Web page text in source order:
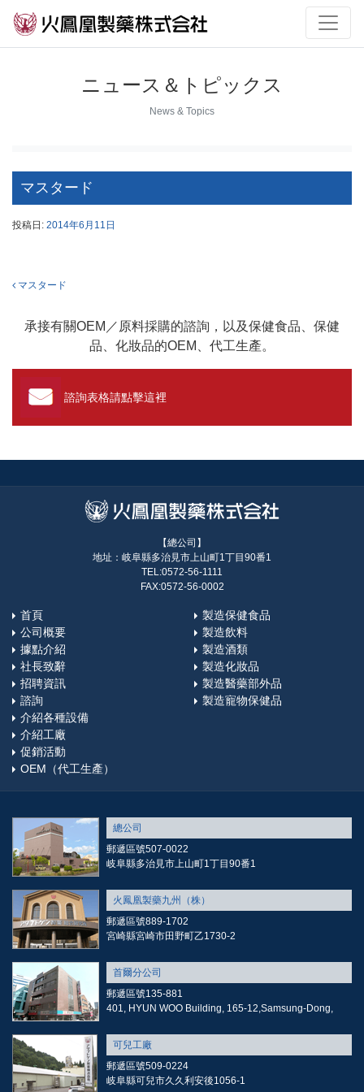
ニュース＆トピックス
News & Topics
マスタード
投稿日: 2014年6月11日
投稿ナビゲーション
マスタード
承接有關OEM／原料採購的諮詢，以及保健食品、保健
品、化妝品的OEM、代工生產。
諮詢表格請點擊這裡
【總公司】
地址：岐阜縣多治見市上山町1丁目90番1
TEL:0572-56-1111
FAX:0572-56-0002
首頁
公司概要
據點介紹
社長致辭
招聘資訊
諮詢
製造保健食品
製造飲料
製造酒類
製造化妝品
製造醫藥部外品
製造寵物保健品
介紹各種設備
介紹工廠
促銷活動
OEM（代工生產）
總公司
郵遞區號507-0022
岐阜縣多治見市上山町1丁目90番1
火鳳凰製藥九州（株）
郵遞區號889-1702
宮崎縣宮崎市田野町乙1730-2
首爾分公司
郵遞區號135-881
401, HYUN WOO Building, 165-12,Samsung-Dong,
可兒工廠
郵遞區號509-0224
岐阜縣可兒市久久利安後1056-1